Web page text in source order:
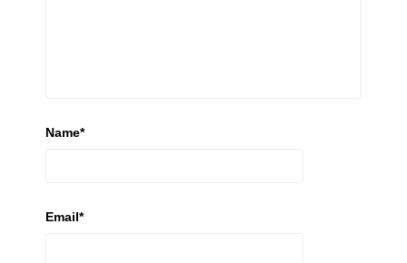
Name*
Email*